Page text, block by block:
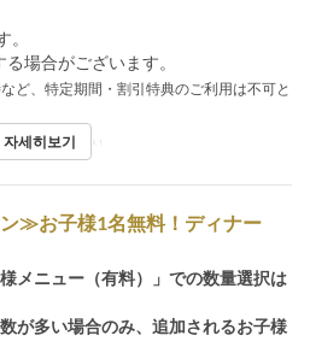
場合がございます。
ど、特定期間・割引特典のご利用は不可と
~ 식사 점심
자세히보기
≫お子様1名無料！ディナー
メニュー（有料）」での数量選択は
が多い場合のみ、追加されるお子様